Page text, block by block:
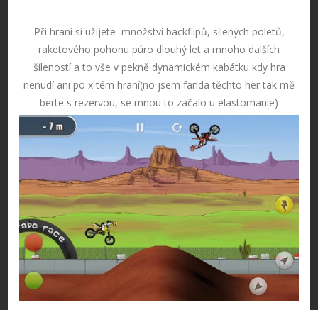
Při hraní si užijete množství backflipů, sílených poletů,
raketového pohonu púro dlouhý let a mnoho dalších
šíleností a to vše v pekně dynamickém kabátku kdy hra
nenudí ani po x tém hraní(no jsem fanda těchto her tak mě
berte s rezervou, se mnou to začalo u elastomanie)